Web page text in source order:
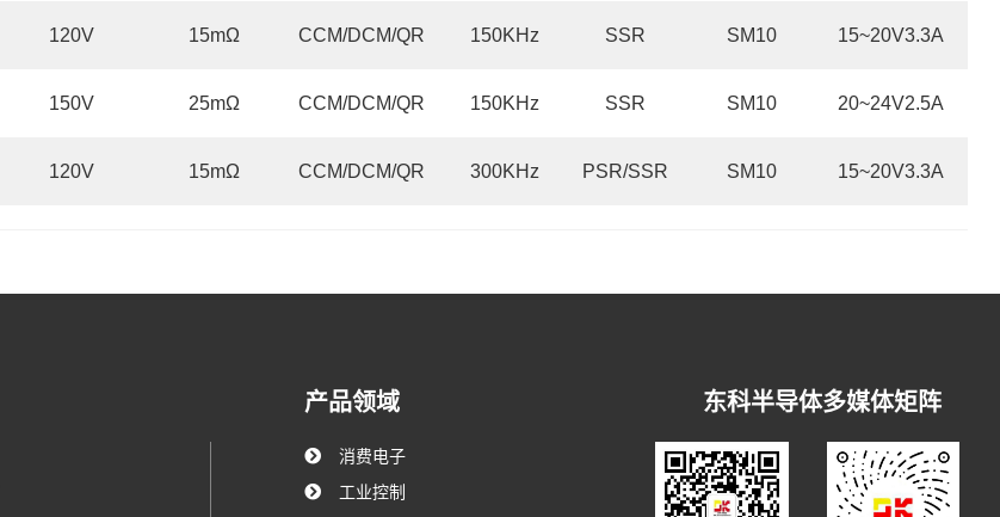
120V 15mΩ CCM/DCM/QR 150KHz SSR SM10 15~20V3.3A
150V 25mΩ CCM/DCM/QR 150KHz SSR SM10 20~24V2.5A
120V 15mΩ CCM/DCM/QR 300KHz PSR/SSR SM10 15~20V3.3A
产品领域
消费电子
工业控制
东科半导体多媒体矩阵